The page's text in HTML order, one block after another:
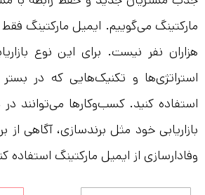
مارکتینگ می‌گوییم. ایمیل مارکتینگ فقط
هزاران نفر نیست. برای این نوع
استراتژی‌ها و تکنیک‌هایی که در
استفاده کنید. کسب‌و‌کارها می‌توانند در
بازاریابی خود مثل برندسازی، آگاهی از
وفادارسازی از ایمیل مارکتینگ استفاده